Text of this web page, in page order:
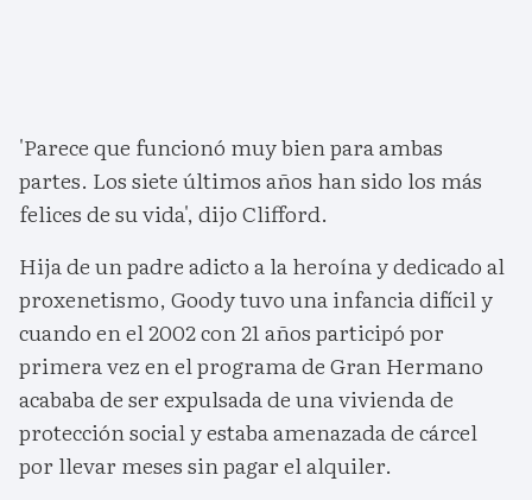
'Parece que funcionó muy bien para ambas
partes. Los siete últimos años han sido los más
felices de su vida', dijo Clifford.
Hija de un padre adicto a la heroína y dedicado al
proxenetismo, Goody tuvo una infancia difícil y
cuando en el 2002 con 21 años participó por
primera vez en el programa de Gran Hermano
acababa de ser expulsada de una vivienda de
protección social y estaba amenazada de cárcel
por llevar meses sin pagar el alquiler.